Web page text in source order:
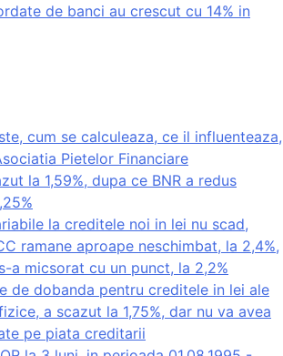
de banci au crescut cu 14% in
cum se calculeaza, ce il influenteaza,
Pietelor Financiare
la 1,59%, dupa ce BNR a redus
la creditele noi in lei nu scad,
ramane aproape neschimbat, la 2,4%,
a micsorat cu un punct, la 2,2%
de dobanda pentru creditele in lei ale
a scazut la 1,75%, dar nu va avea
pe piata creditarii